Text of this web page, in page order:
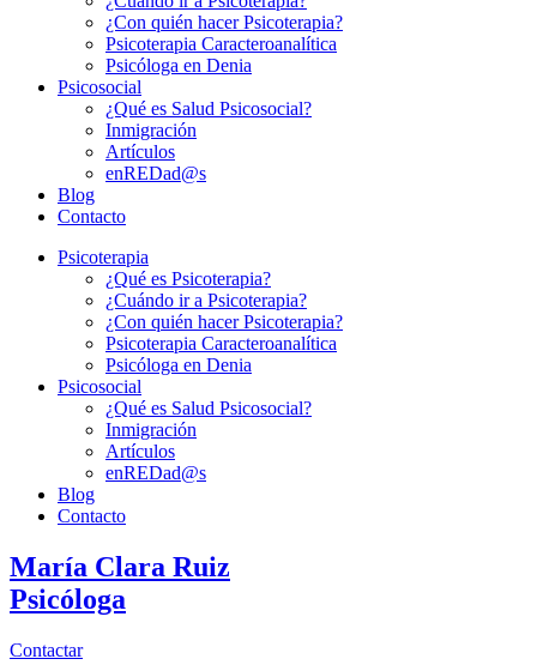
¿Con quién hacer Psicoterapia?
Psicoterapia Caracteroanalítica
Psicóloga en Denia
Psicosocial
¿Qué es Salud Psicosocial?
Inmigración
Artículos
enREDad@s
Blog
Contacto
Psicoterapia
¿Qué es Psicoterapia?
¿Cuándo ir a Psicoterapia?
¿Con quién hacer Psicoterapia?
Psicoterapia Caracteroanalítica
Psicóloga en Denia
Psicosocial
¿Qué es Salud Psicosocial?
Inmigración
Artículos
enREDad@s
Blog
Contacto
María Clara Ruiz
Psicóloga
Contactar